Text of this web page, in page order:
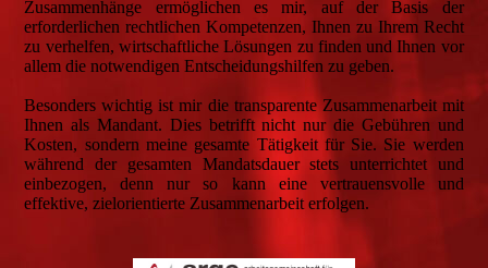
Zusammenhänge ermöglichen es mir, auf der Basis der
erforderlichen rechtlichen Kompetenzen, Ihnen zu Ihrem Recht
zu verhelfen, wirtschaftliche Lösungen zu finden und Ihnen vor
allem die notwendigen Entscheidungshilfen zu geben.
Besonders wichtig ist mir die transparente Zusammenarbeit mit
Ihnen als Mandant. Dies betrifft nicht nur die Gebühren und
Kosten, sondern meine gesamte Tätigkeit für Sie. Sie werden
während der gesamten Mandatsdauer stets unterrichtet und
einbezogen, denn nur so kann eine vertrauensvolle und
effektive, zielorientierte Zusammenarbeit erfolgen.